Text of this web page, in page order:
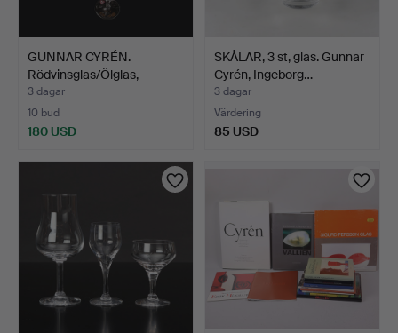
GUNNAR CYRÉN.
Rödvinsglas/Ölglas,
"Karolin…
3 dagar
10 bud
180 USD
SKÅLAR, 3 st, glas. Gunnar
Cyrén, Ingeborg…
3 dagar
Värdering
85 USD